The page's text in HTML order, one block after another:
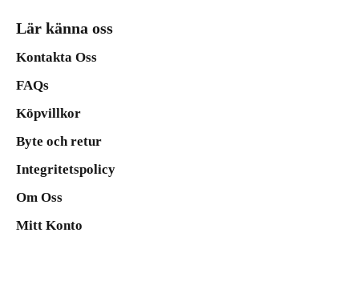
Lär känna oss
Kontakta Oss
FAQs
Köpvillkor
Byte och retur
Integritetspolicy
Om Oss
Mitt Konto